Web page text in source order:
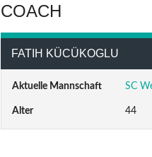
COACH
FATIH KÜCÜKOGLU
Aktuelle Mannschaft SC
Alter 44